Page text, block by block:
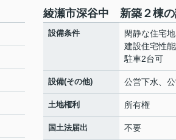
綾瀬市深谷中 新築２棟の
設備条件
閑静な住宅地
建設住宅性
駐車2台可
設備(その他) 公営下水、
土地権利 所有権
国土法届出 不要